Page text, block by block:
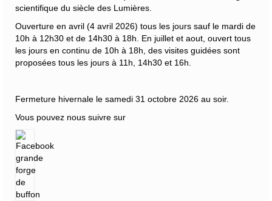
scientifique du siècle des Lumières.
Ouverture en avril (4 avril 2026) tous les jours sauf le mardi de
10h à 12h30 et de 14h30 à 18h. En juillet et aout, ouvert tous
les jours en continu de 10h à 18h, des visites guidées sont
proposées tous les jours à 11h, 14h30 et 16h.
Fermeture hivernale le samedi 31 octobre 2026 au soir.
Vous pouvez nous suivre sur